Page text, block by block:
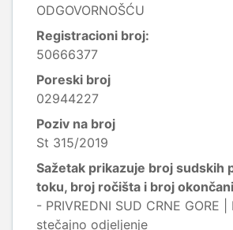
ODGOVORNOŠĆU
Registracioni broj:
50666377
Poreski broj
02944227
Poziv na broj
St 315/2019
Sažetak prikazuje broj sudskih
toku, broj ročišta i broj
- PRIVREDNI SUD CRNE GORE
stečajno odjeljenje